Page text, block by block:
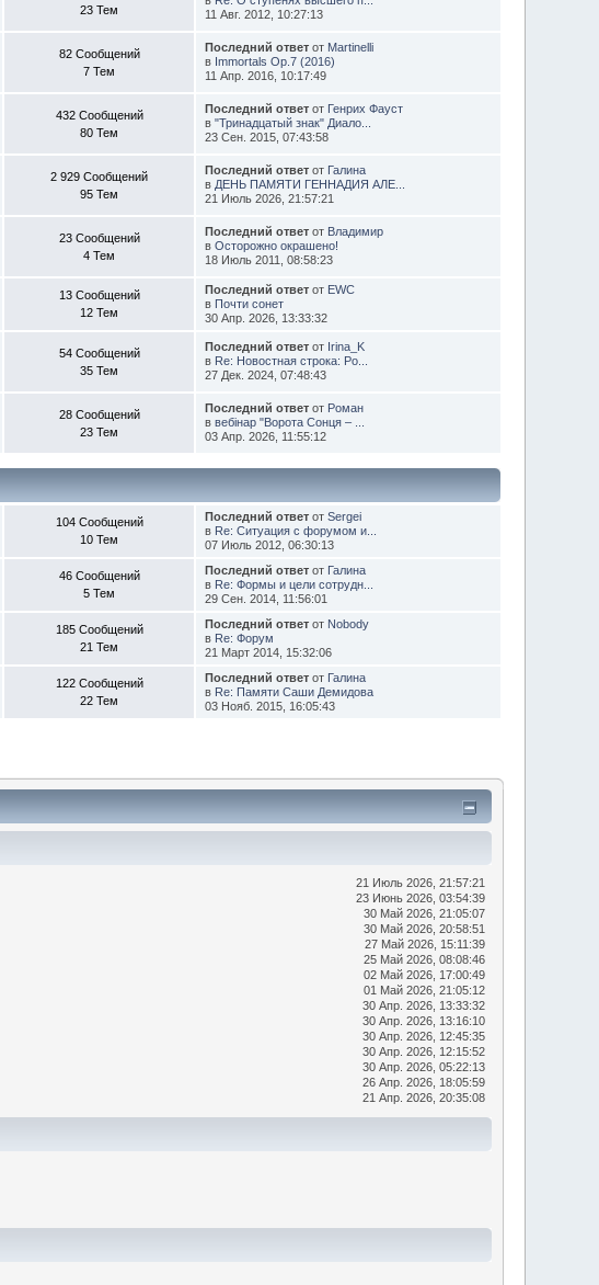
23 Тем
11 Авг. 2012, 10:27:13
82 Сообщений
7 Тем
Последний ответот Martinelli
в Immortals Op.7 (2016)
11 Апр. 2016, 10:17:49
432 Сообщений
80 Тем
Последний ответот Генрих Фауст
в "Тринадцатый знак" Диало...
23 Сен. 2015, 07:43:58
2 929 Сообщений
95 Тем
Последний ответот Галина
в ДЕНЬ ПАМЯТИ ГЕННАДИЯ АЛЕ...
21 Июль 2026, 21:57:21
23 Сообщений
4 Тем
Последний ответот Владимир
в Осторожно окрашено!
18 Июль 2011, 08:58:23
13 Сообщений
12 Тем
Последний ответот EWC
в Почти сонет
30 Апр. 2026, 13:33:32
54 Сообщений
35 Тем
Последний ответот Irina_K
в Re: Новостная строка: Ро...
27 Дек. 2024, 07:48:43
28 Сообщений
23 Тем
Последний ответот Роман
в вебінар "Ворота Сонця – ...
03 Апр. 2026, 11:55:12
104 Сообщений
10 Тем
Последний ответот Sergei
в Re: Ситуация с форумом и...
07 Июль 2012, 06:30:13
46 Сообщений
5 Тем
Последний ответот Галина
в Re: Формы и цели сотрудн...
29 Сен. 2014, 11:56:01
185 Сообщений
21 Тем
Последний ответот Nobody
в Re: Форум
21 Март 2014, 15:32:06
122 Сообщений
22 Тем
Последний ответот Галина
в Re: Памяти Саши Демидова
03 Нояб. 2015, 16:05:43
21 Июль 2026, 21:57:21
23 Июнь 2026, 03:54:39
30 Май 2026, 21:05:07
30 Май 2026, 20:58:51
27 Май 2026, 15:11:39
25 Май 2026, 08:08:46
02 Май 2026, 17:00:49
01 Май 2026, 21:05:12
30 Апр. 2026, 13:33:32
30 Апр. 2026, 13:16:10
30 Апр. 2026, 12:45:35
30 Апр. 2026, 12:15:52
30 Апр. 2026, 05:22:13
26 Апр. 2026, 18:05:59
21 Апр. 2026, 20:35:08